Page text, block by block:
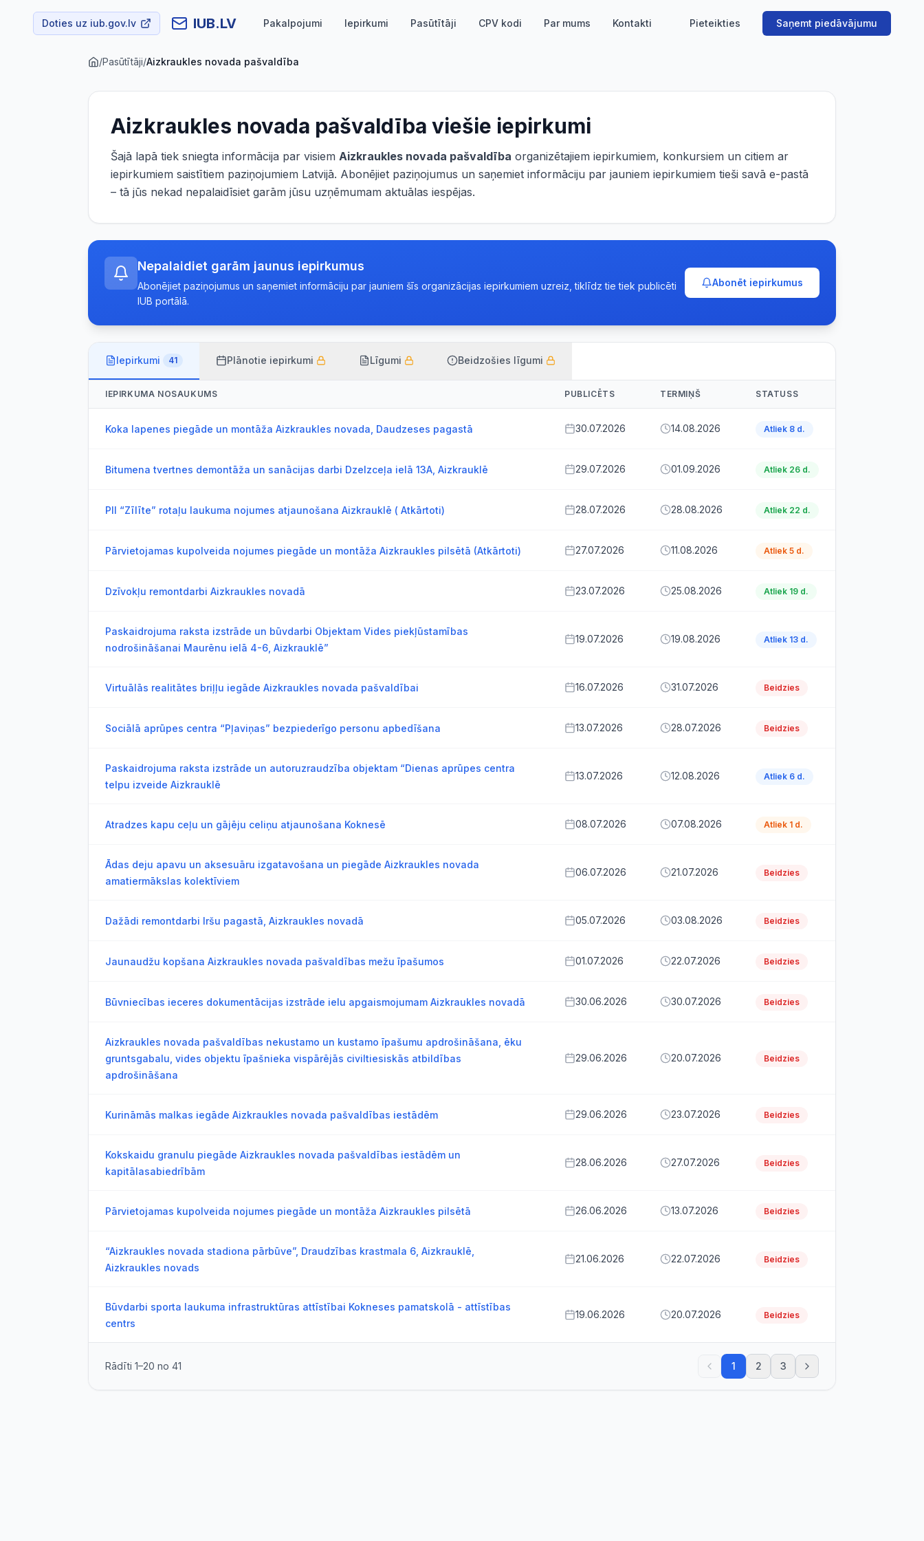
Doties uz iub.gov.lv IUB.LV Pakalpojumi Iepirkumi Pasūtītāji CPV kodi Par mums Kontakti Pieteikties Saņemt piedāvājumu
/Pasūtītāji/Aizkraukles novada pašvaldība
Aizkraukles novada pašvaldība viešie iepirkumi
Šajā lapā tiek sniegta informācija par visiem Aizkraukles novada pašvaldība organizētajiem iepirkumiem, konkursiem un citiem ar
iepirkumiem saistītiem paziņojumiem Latvijā. Abonējiet paziņojumus un saņemiet informāciju par jauniem iepirkumiem tieši savā e-pastā
– tā jūs nekad nepalaidīsiet garām jūsu uzņēmumam aktuālas iespējas.
Nepalaidiet garām jaunus iepirkumus
Abonējiet paziņojumus un saņemiet informāciju par jauniem šīs organizācijas iepirkumiem uzreiz, tiklīdz tie tiek publicēti
IUB portālā.
Abonēt iepirkumus
Iepirkumi 41 Plānotie iepirkumi Līgumi Beidzošies līgumi
IEPIRKUMA NOSAUKUMS PUBLICĒTS TERMIŅŠ STATUSS
Koka lapenes piegāde un montāža Aizkraukles novada, Daudzeses pagastā 30.07.2026 14.08.2026 Atliek 8 d.
Bitumena tvertnes demontāža un sanācijas darbi Dzelzceļa ielā 13A, Aizkrauklē 29.07.2026 01.09.2026 Atliek 26 d.
PII “Zīlīte” rotaļu laukuma nojumes atjaunošana Aizkrauklē ( Atkārtoti) 28.07.2026 28.08.2026 Atliek 22 d.
Pārvietojamas kupolveida nojumes piegāde un montāža Aizkraukles pilsētā (Atkārtoti) 27.07.2026 11.08.2026 Atliek 5 d.
Dzīvokļu remontdarbi Aizkraukles novadā 23.07.2026 25.08.2026 Atliek 19 d.
Paskaidrojuma raksta izstrāde un būvdarbi Objektam Vides piekļūstamības
nodrošināšanai Maurēnu ielā 4-6, Aizkrauklē”
19.07.2026 19.08.2026 Atliek 13 d.
Virtuālās realitātes briļļu iegāde Aizkraukles novada pašvaldībai 16.07.2026 31.07.2026 Beidzies
Sociālā aprūpes centra “Pļaviņas” bezpiederīgo personu apbedīšana 13.07.2026 28.07.2026 Beidzies
Paskaidrojuma raksta izstrāde un autoruzraudzība objektam “Dienas aprūpes centra
telpu izveide Aizkrauklē
13.07.2026 12.08.2026 Atliek 6 d.
Atradzes kapu ceļu un gājēju celiņu atjaunošana Koknesē 08.07.2026 07.08.2026 Atliek 1 d.
Ādas deju apavu un aksesuāru izgatavošana un piegāde Aizkraukles novada
amatiermākslas kolektīviem
06.07.2026 21.07.2026 Beidzies
Dažādi remontdarbi Iršu pagastā, Aizkraukles novadā 05.07.2026 03.08.2026 Beidzies
Jaunaudžu kopšana Aizkraukles novada pašvaldības mežu īpašumos 01.07.2026 22.07.2026 Beidzies
Būvniecības ieceres dokumentācijas izstrāde ielu apgaismojumam Aizkraukles novadā 30.06.2026 30.07.2026 Beidzies
Aizkraukles novada pašvaldības nekustamo un kustamo īpašumu apdrošināšana, ēku
gruntsgabalu, vides objektu īpašnieka vispārējās civiltiesiskās atbildības
apdrošināšana
29.06.2026 20.07.2026 Beidzies
Kurināmās malkas iegāde Aizkraukles novada pašvaldības iestādēm 29.06.2026 23.07.2026 Beidzies
Kokskaidu granulu piegāde Aizkraukles novada pašvaldības iestādēm un
kapitālasabiedrībām
28.06.2026 27.07.2026 Beidzies
Pārvietojamas kupolveida nojumes piegāde un montāža Aizkraukles pilsētā 26.06.2026 13.07.2026 Beidzies
“Aizkraukles novada stadiona pārbūve”, Draudzības krastmala 6, Aizkrauklē,
Aizkraukles novads
21.06.2026 22.07.2026 Beidzies
Būvdarbi sporta laukuma infrastruktūras attīstībai Kokneses pamatskolā - attīstības
centrs
19.06.2026 20.07.2026 Beidzies
Rādīti 1–20 no 41 1 2 3